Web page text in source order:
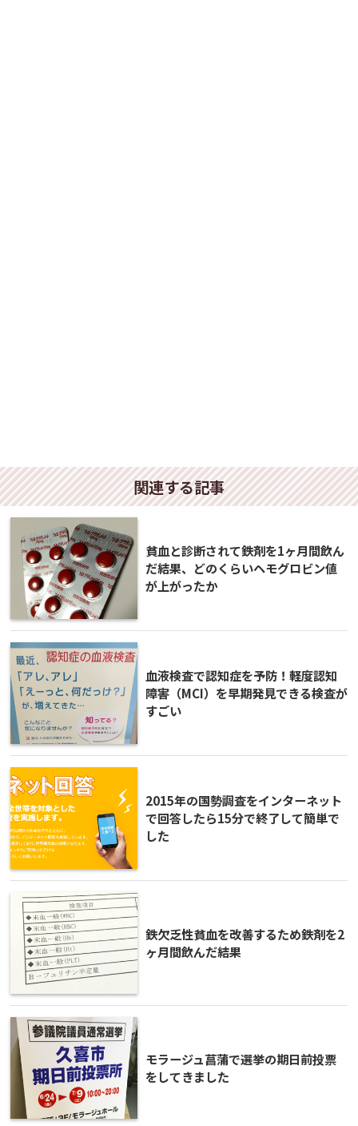
関連する記事
貧血と診断されて鉄剤を1ヶ月間飲ん
だ結果、どのくらいヘモグロビン値
が上がったか
血液検査で認知症を予防！軽度認知
障害（MCI）を早期発見できる検査が
すごい
2015年の国勢調査をインターネット
で回答したら15分で終了して簡単で
した
鉄欠乏性貧血を改善するため鉄剤を2
ヶ月間飲んだ結果
モラージュ菖蒲で選挙の期日前投票
をしてきました